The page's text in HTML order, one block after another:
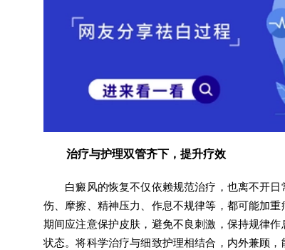
治疗与护理双管齐下，提升疗效
白癜风的恢复不仅依赖规范治疗，也离不开日
伤、摩擦、精神压力、作息不规律等，都可能加
期间应注意保护皮肤，避免不良刺激，保持规律
状态。将科学治疗与细致护理相结合，内外兼顾